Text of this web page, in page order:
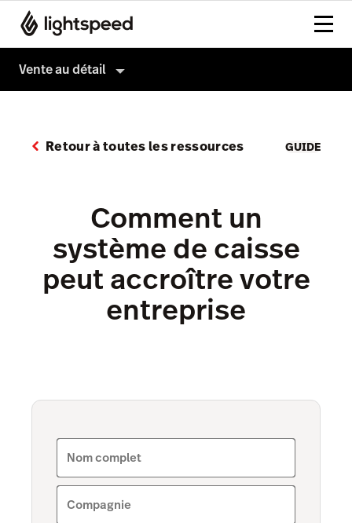
Vente au détail
Produits
Vitrine IA
Blogue IA
Vente en gros
Gestion d'inventaire
Comptabilité
Capital
Commandes de service
Retour à toutes les ressources GUIDE
Comment un
système de caisse
peut accroître votre
entreprise
Nom complet
Compagnie